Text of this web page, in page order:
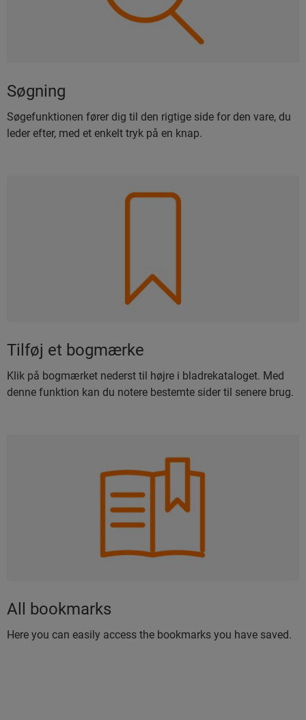
Søgning
Søgefunktionen fører dig til den rigtige side for den vare, du
leder efter, med et enkelt tryk på en knap.
Tilføj et bogmærke
Klik på bogmærket nederst til højre i bladrekataloget. Med
denne funktion kan du notere bestemte sider til senere brug.
All bookmarks
Here you can easily access the bookmarks you have saved.